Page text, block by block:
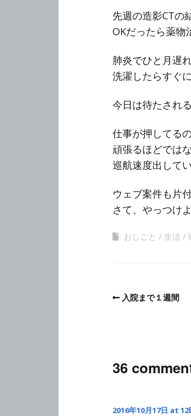
先週の造影CTの
OKだったら薬物
肺炎でひと月遅
洗濯したらすぐ
今日は待たされ
仕事が押してる
頑張るほどでは
巡航速度出してい
ウェブ案件も片
さて、やっつけ
おしごと 生活
入院まで１週間
36
2016年10月17日 at 12